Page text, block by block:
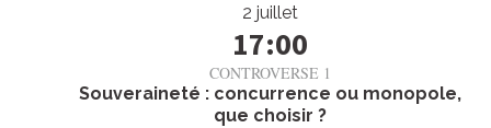
2 juillet
17:00
CONTROVERSE 1
Souveraineté : concurrence ou monopole,
que choisir ?